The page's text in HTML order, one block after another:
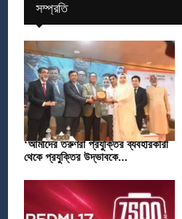
সম্প্রতি
‘আমাদের তরুণরা প্রযুক্তির ব্যবহারকারী
থেকে প্রযুক্তির উদ্ভাবকে...